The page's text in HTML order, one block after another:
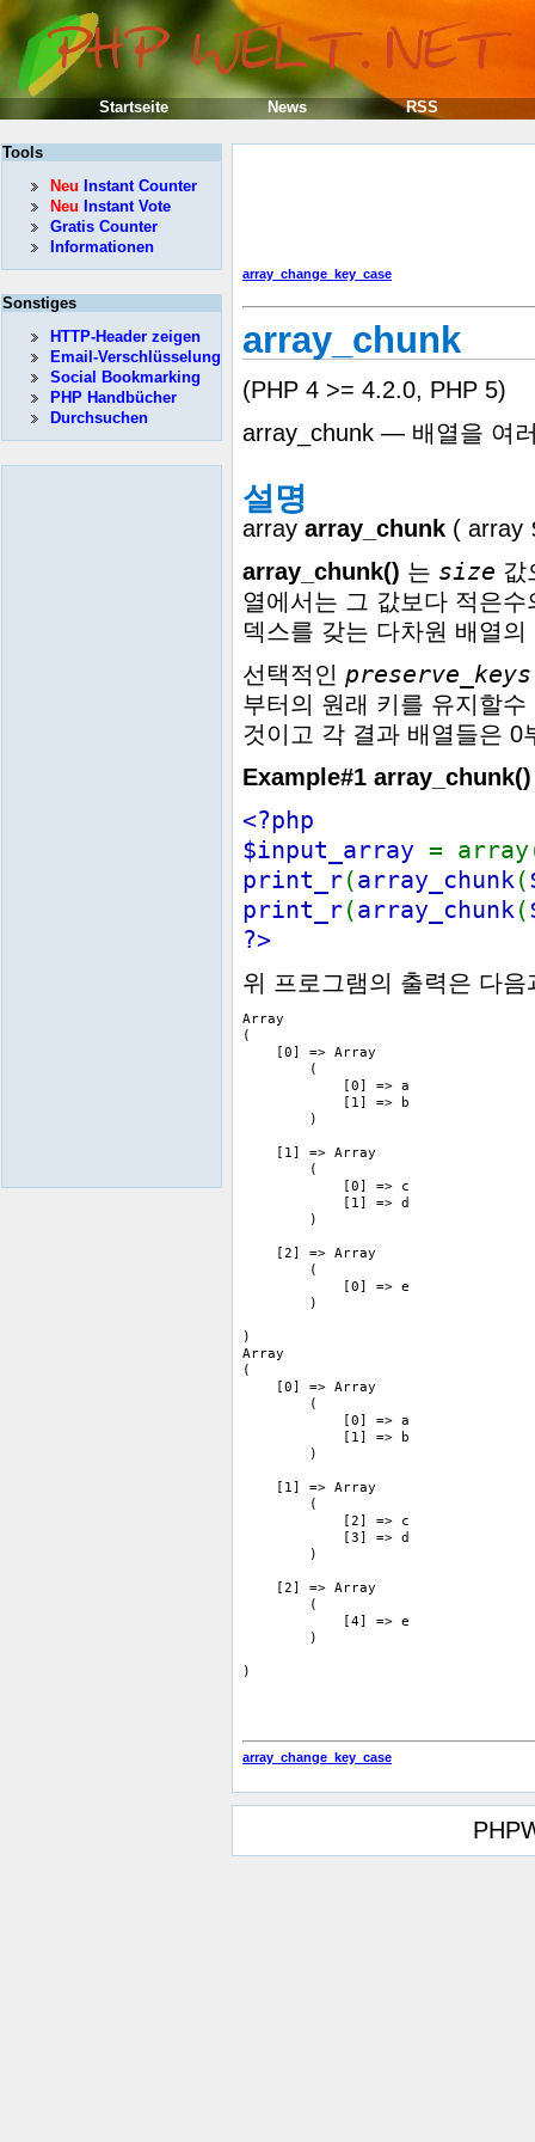
array_change_key_case
array_chunk
(PHP 4 >= 4.2.0, PHP 5)
array_chunk — 배열을 여
설명
array array_chunk ( array
array_chunk() 는 size 값
열에서는 그 값보다 적은
덱스를 갖는 다차원 배열
선택적인 preserve_keys
부터의 원래 키를 유지할
것이고 각 결과 배열들은
Example#1 array_chunk()
<?php
$input_array =
print_r(array_chunk (
print_r(array_chunk (
?>
위 프로그램의 출력은 다
Array
(
    [0] => Array
        (
            [0] => a
            [1] => b
        )
    [1] => Array
        (
            [0] => c
            [1] => d
        )
    [2] => Array
        (
            [0] => e
        )
)
Array
(
    [0] => Array
        (
            [0] => a
            [1] => b
        )
    [1] => Array
        (
            [2] => c
            [3] => d
        )
    [2] => Array
        (
            [4] => e
        )
array_change_key_case
Tools
Neu Instant Counter
Neu Instant Vote
Gratis Counter
Informationen
Sonstiges
HTTP-Header zeigen
Email-Verschlüsselung
Social Bookmarking
PHP Handbücher
Durchsuchen
Startseite News RSS